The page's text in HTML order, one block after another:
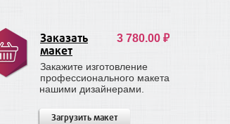
3 780.00 ₽
Заказать
макет
Закажите изготовление
профессионального макета
нашими дизайнерами.
Загрузить макет